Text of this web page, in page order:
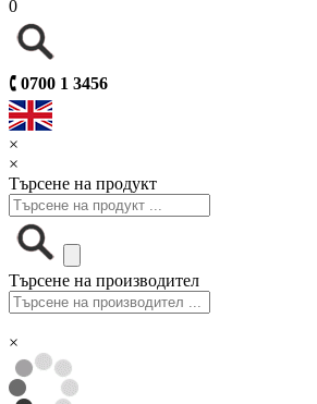
0
🕻 0700 1 3456
×
×
Търсене на продукт
Търсене на производител
×